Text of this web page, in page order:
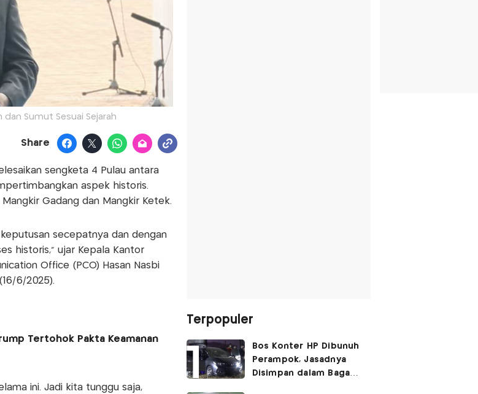
dan Sumut Sesuai Sejarah
Share
sengketa 4 Pulau antara
aspek historis.
Gadang dan Mangkir Ketek.
secepatnya dan dengan
historis,” ujar Kepala Kantor
Office (PCO) Hasan Nasbi
6/2025).
Tertohok Pakta Keamanan
ini. Jadi kita tunggu saja,
Terpopuler
Bos Konter HP Dibunuh
Perampok, Jasadnya
Disimpan dalam Bagasi